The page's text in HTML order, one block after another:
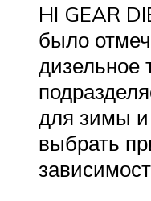
HI GEAR
было
дизельное
для зимы и
выбрать